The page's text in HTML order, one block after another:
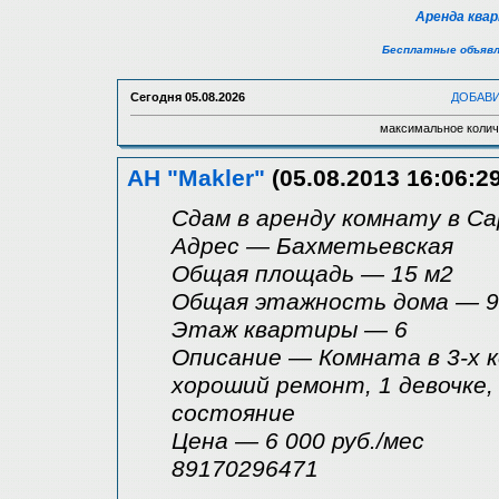
Аренда
Бесплатные
Сегодня 05.08.2026
максимальное
АН "Makler" (05.08.2013
Сдам в аренду комнату в
Адрес — Бахметьевская
Общая площадь — 15 м2
Общая этажность дома — 9
Этаж квартиры — 6
Описание — Комната в 3-х
хороший ремонт, 1
состояние
Цена — 6 000 руб./мес
89170296471